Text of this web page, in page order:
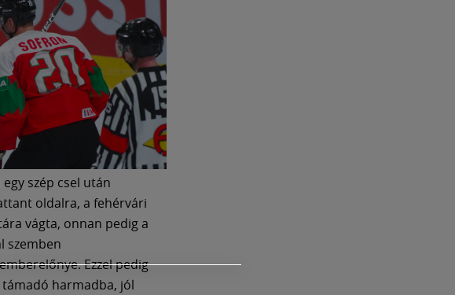
szép csel után
oldalra, a fehérvári
vágta, onnan pedig a
szemben
Ezzel pedig
harmadba, jól